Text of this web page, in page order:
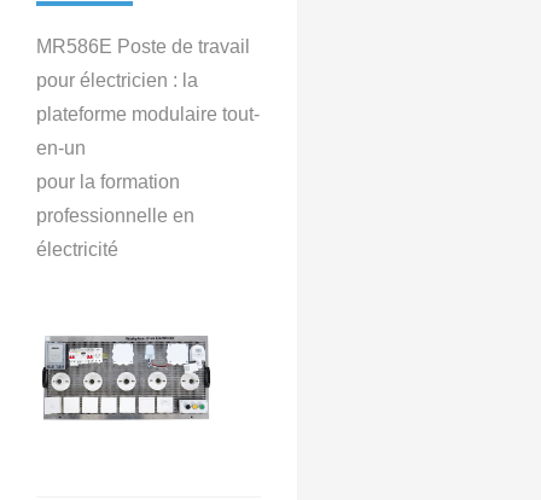
MR586E Poste de travail
pour électricien : la
plateforme modulaire tout-
en-un
pour la formation
professionnelle en
électricité